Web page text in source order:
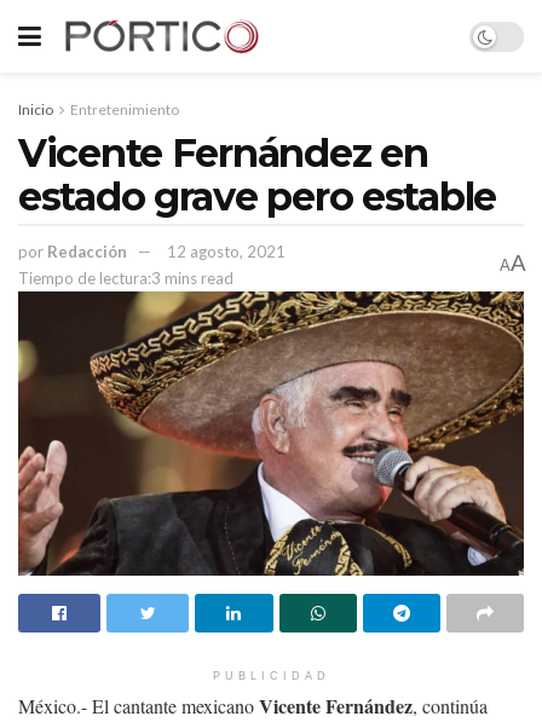
Inicio Entretenimiento
Vicente Fernández en
estado grave pero estable
por Redacción
12 agosto, 2021
Tiempo de lectura:3 mins read
AA
PUBLICIDAD
México.- El cantante mexicanoVicente Fernández, continúa